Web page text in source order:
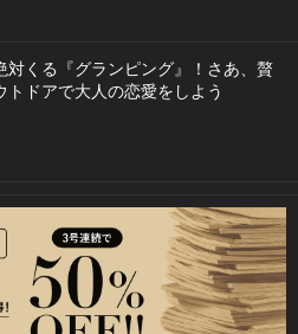
対くる『グランピング』！さあ、贅
トドアで大人の恋愛をしよう